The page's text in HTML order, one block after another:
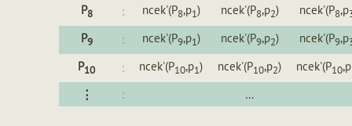
P8 : ncek'(P8,p1) ncek'(P8,p2) ncek'(P8,p
P9 : ncek'(P9,p1) ncek'(P9,p2) ncek'(P9,p
P10 : ncek'(P10,p1) ncek'(P10,p2) ncek'(P10,p
⋮ : …